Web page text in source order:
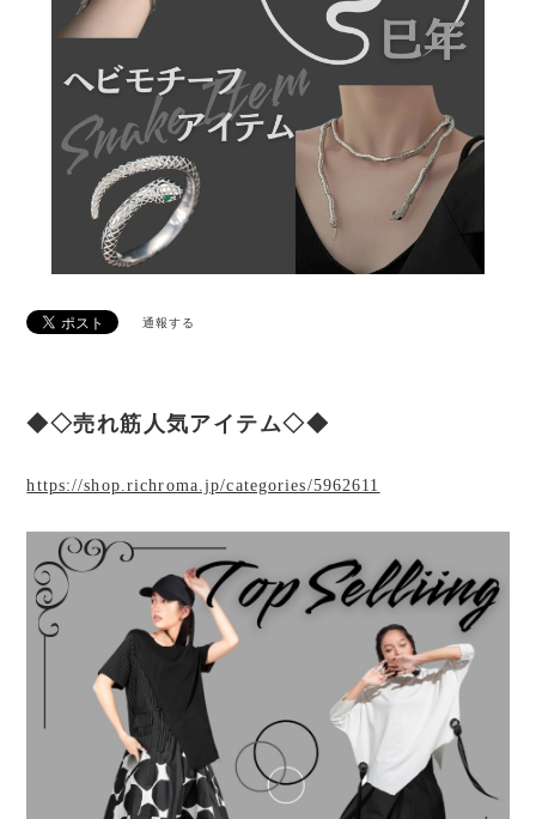
通報する
◆◇売れ筋人気アイテム◇◆
https://shop.richroma.jp/categories/5962611